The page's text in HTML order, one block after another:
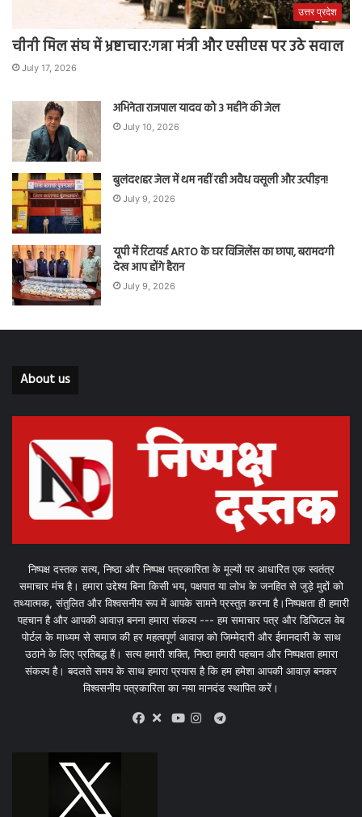
उत्तर प्रदेश
चीनी मिल संघ में भ्रष्टाचार:गन्ना मंत्री और एसीएस पर उठे सवाल
July 17, 2026
अभिनेता राजपाल यादव को 3 महीने की जेल
July 10, 2026
बुलंदशहर जेल में थम नहीं रही अवैध वसूली और उत्पीड़न!
July 9, 2026
यूपी में रिटायर्ड ARTO के घर विजिलेंस का छापा, बरामदगी
देख आप होंगे हैरान
July 9, 2026
About us
निष्पक्ष दस्तक सत्य, निष्ठा और निष्पक्ष पत्रकारिता के मूल्यों पर आधारित एक स्वतंत्र
समाचार मंच है। हमारा उद्देश्य बिना किसी भय, पक्षपात या लोभ के जनहित से जुड़े मुद्दों को
तथ्यात्मक, संतुलित और विश्वसनीय रूप में आपके सामने प्रस्तुत करना है।निष्पक्षता ही हमारी
पहचान है और आपकी आवाज़ बनना हमारा संकल्प --- हम समाचार पत्र और डिजिटल वेब
पोर्टल के माध्यम से समाज की हर महत्वपूर्ण आवाज़ को जिम्मेदारी और ईमानदारी के साथ
उठाने के लिए प्रतिबद्ध हैं। सत्य हमारी शक्ति, निष्ठा हमारी पहचान और निष्पक्षता हमारा
संकल्प है। बदलते समय के साथ हमारा प्रयास है कि हम हमेशा आपकी आवाज़ बनकर
विश्वसनीय पत्रकारिता का नया मानदंड स्थापित करें।
X
Telegram